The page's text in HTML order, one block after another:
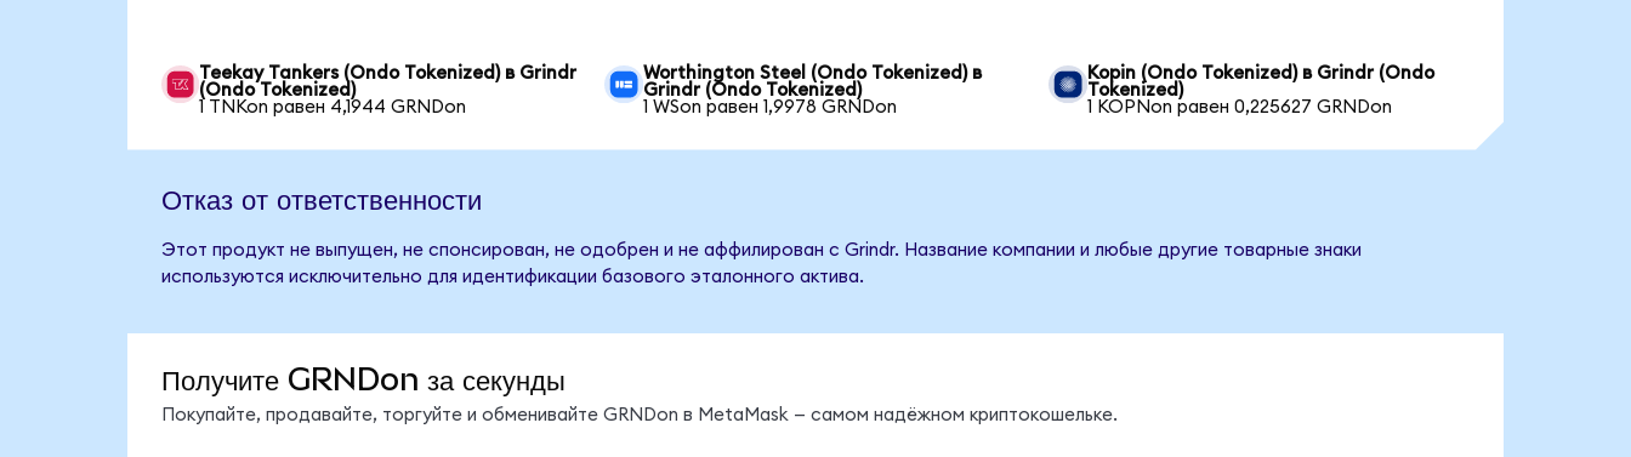
Teekay Tankers (Ondo Tokenized) в Grindr
(Ondo Tokenized)
1 TNKon равен 4,1944 GRNDon
Worthington Steel (Ondo Tokenized) в
Grindr (Ondo Tokenized)
1 WSon равен 1,9978 GRNDon
Kopin (Ondo Tokenized) в Grindr (Ondo
Tokenized)
1 KOPNon равен 0,225627 GRNDon
Отказ от ответственности
Этот продукт не выпущен, не спонсирован, не одобрен и не аффилирован с Grindr. Название компании и любые другие товарные знаки
используются исключительно для идентификации базового эталонного актива.
Получите GRNDon за секунды
Покупайте, продавайте, торгуйте и обменивайте GRNDon в MetaMask — самом надёжном криптокошельке.